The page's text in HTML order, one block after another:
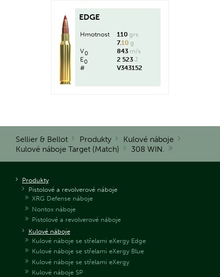
EDGE
Hmotnost 110 grs
7,10 g
V0 843 m/s
E0 2 523 J
#
V343152
Sellier & Bellot Produkty
Kulové náboje
Kulové náboje Target (Match)
308 WIN.
Produkty
Pistolové a revolverové náboje
XRG Defense náboje
Nontox náboje
Pistolové a revolverové náboje
Kulové náboje
Kulové náboje se střelami eXergy Edge
Kulové náboje se střelami eXergy Blue
Kulové náboje se střelami eXergy
Kulové náboje SP